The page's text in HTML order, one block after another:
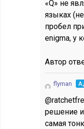
«Q» не
языках
пробел
enigma, у
Автор
flyman
решение
самая